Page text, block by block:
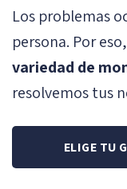
Los problemas
persona. Por
variedad de
resolvemos tus
ELIGE TU